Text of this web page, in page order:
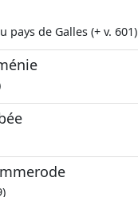
pays de Galles (+ v. 601)